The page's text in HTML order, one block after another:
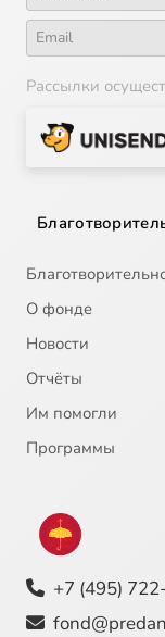
Рассылки
О фонде
Новости
Отчёты
Им помогли
Программы
+7 (495)